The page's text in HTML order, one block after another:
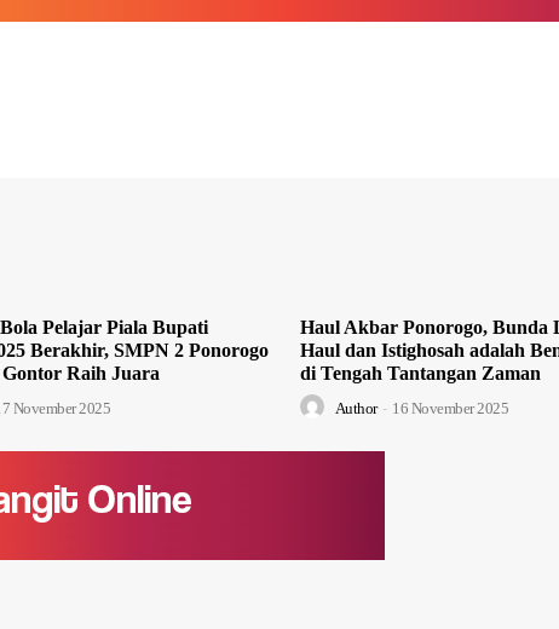
Pelajar Piala Bupati
Berakhir, SMPN 2 Ponorogo
Gontor Raih Juara
November 2025
Haul Akbar Ponorogo, Bunda
Haul dan Istighosah adalah
di Tengah Tantangan Zaman
Author - 16 November 2025